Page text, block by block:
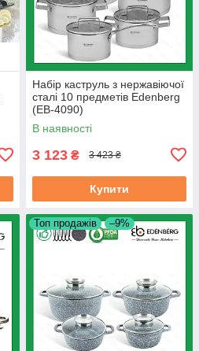
Набір каструль з нержавіючої
сталі 10 предметів Edenberg
(EB-4090)
В наявності
3 123 ₴ 3 423 ₴
Купити
Топ продажів –9%